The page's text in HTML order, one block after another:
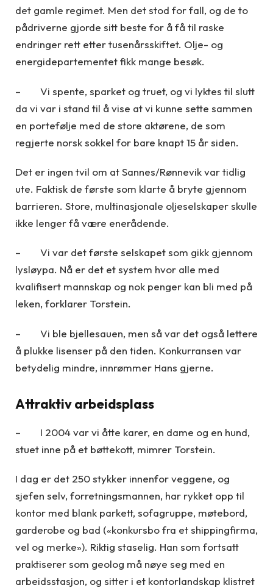
det gamle regimet. Men det stod for fall, og de to
pådriverne gjorde sitt beste for å få til raske
endringer rett etter tusenårsskiftet. Olje- og
energidepartementet fikk mange besøk.
– Vi spente, sparket og truet, og vi lyktes til slutt
da vi var i stand til å vise at vi kunne sette sammen
en portefølje med de store aktørene, de som
regjerte norsk sokkel for bare knapt 15 år siden.
Det er ingen tvil om at Sannes/Rønnevik var tidlig
ute. Faktisk de første som klarte å bryte gjennom
barrieren. Store, multinasjonale oljeselskaper skulle
ikke lenger få være enerådende.
– Vi var det første selskapet som gikk gjennom
lysløypa. Nå er det et system hvor alle med
kvalifisert mannskap og nok penger kan bli med på
leken, forklarer Torstein.
– Vi ble bjellesauen, men så var det også lettere
å plukke lisenser på den tiden. Konkurransen var
betydelig mindre, innrømmer Hans gjerne.
Attraktiv arbeidsplass
– I 2004 var vi åtte karer, en dame og en hund,
stuet inne på et bøttekott, mimrer Torstein.
I dag er det 250 stykker innenfor veggene, og
sjefen selv, forretningsmannen, har rykket opp til
kontor med blank parkett, sofagruppe, møtebord,
garderobe og bad («konkursbo fra et shippingfirma,
vel og merke»). Riktig staselig. Han som fortsatt
praktiserer som geolog må nøye seg med en
arbeidsstasjon, og sitter i et kontorlandskap klistret